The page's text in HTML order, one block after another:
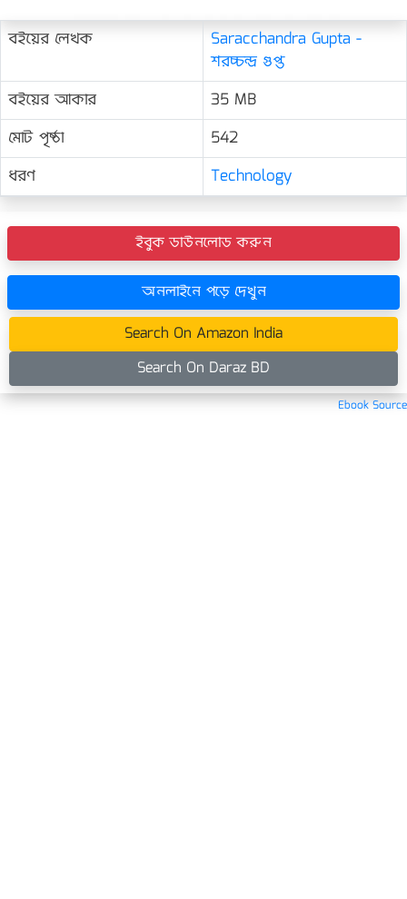
বইয়ের লেখক
Saracchandra Gupta -
শরচ্চন্দ্র গুপ্ত
বইয়ের আকার
35 MB
মোট পৃষ্ঠা
542
ধরণ
Technology
ইবুক ডাউনলোড করুন
অনলাইনে পড়ে দেখুন
Search On Amazon India
Search On Daraz BD
Ebook Source